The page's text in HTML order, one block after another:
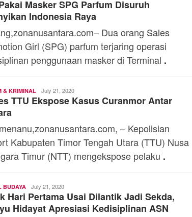
Dermaleksana
Masker SPG Parfum Disuruh
Indonesia Raya
Dua orang Sales
Girl (SPG) parfum terjaring operasi
penggunaan masker di Terminal .
& KRIMINAL Ali
Kaba
July 21, 2020
TTU Ekspose Kasus Curanmor Antar
– Kepolisian
Kabupaten Timor Tengah Utara (TTU) Nusa
Timur (NTT) mengekspose pelaku .
BUDAYA Toski
Dermaleksana
July 21, 2020
Hari Pertama Usai Dilantik Jadi Sekda,
Hidayat Apresiasi Kedisiplinan ASN